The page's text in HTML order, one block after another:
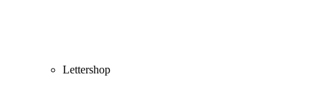
Lettershop